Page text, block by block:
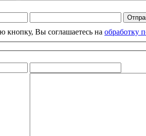
кнопку, Вы соглашаетесь на обработку